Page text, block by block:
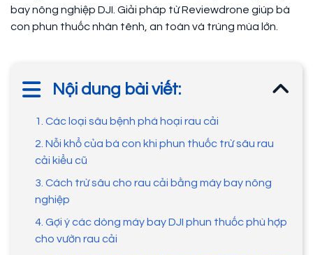
bay nông nghiệp DJI. Giải pháp từ Reviewdrone giúp bà
con phun thuốc nhàn tênh, an toàn và trúng mùa lớn.
Nội dung bài viết:
1. Các loại sâu bệnh phá hoại rau cải
2. Nỗi khổ của bà con khi phun thuốc trừ sâu rau
cải kiểu cũ
3. Cách trừ sâu cho rau cải bằng máy bay nông
nghiệp
4. Gợi ý các dòng máy bay DJI phun thuốc phù hợp
cho vườn rau cải